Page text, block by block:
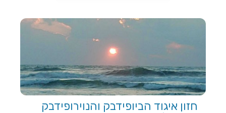
סדנה בנושא מיינדפולנס
וביופידבק- שילובים באימון
ובטיפול ד"ר אינה קאזאן וד"ר
יובל עודד פברואר 2026
המרכז לטיפול קוגניטיבי
התנהגותי ופסיכופיזיולוגי
(ביופידבק ומיינדפולנס) בחסות
IBNA שמחים לה...
חזון איגוד הביופידבק והנוירופידבק